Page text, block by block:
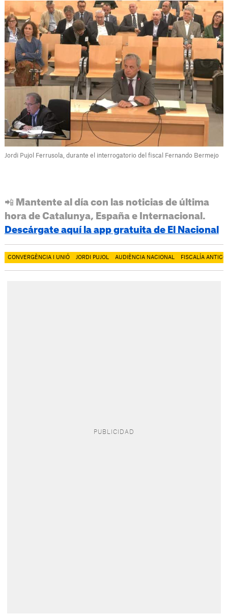
Jordi Pujol Ferrusola, durante el interrogatorio del fiscal Fernando Bermejo
📲 Mantente al día con las noticias de última
hora de Catalunya, España e Internacional.
Descárgate aquí la app gratuita de El Nacional
CONVERGÈNCIA I UNIÓ JORDI PUJOL AUDIÈNCIA NACIONAL FISCALÍA